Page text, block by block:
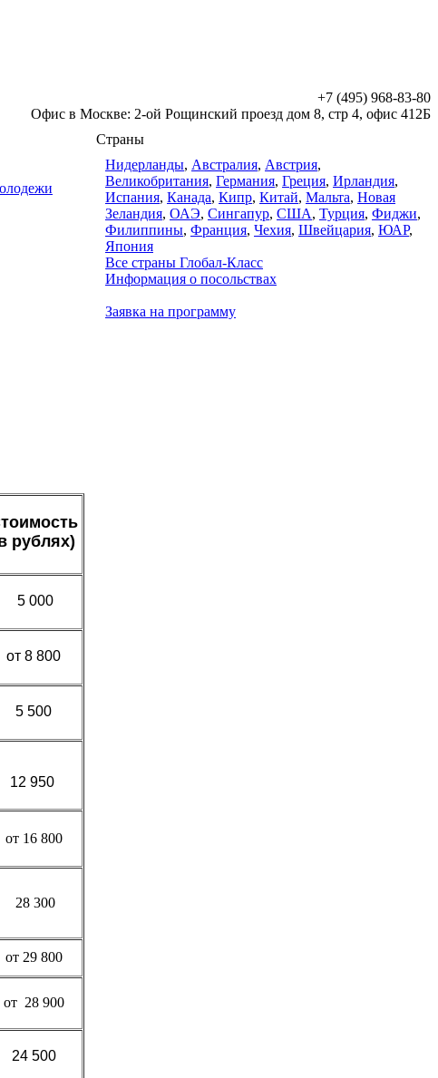
+7 (495) 968-83-80
Офис в Москве: 2-ой Рощинский проезд дом 8, стр 4, офис 412Б
Страны
Нидерланды, Австралия, Австрия,
Великобритания, Германия, Греция, Ирландия,
Испания, Канада, Кипр, Китай, Мальта, Новая
Зеландия, ОАЭ, Сингапур, США, Турция, Фиджи,
Филиппины, Франция, Чехия, Швейцария, ЮАР,
Япония
Все страны Глобал-Класс
Информация о посольствах
Заявка на программу
рублях)
5 000
от 8 800
5 500
12 950
от 16 800
28 300
от 29 800
от 28 900
24 500